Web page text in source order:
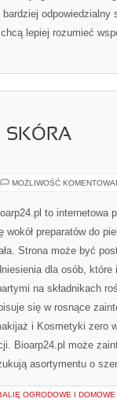
odpowiedzialny
lepiej rozumieć
SKÓRA
MOŻLIWOŚĆ
to internetowa
wokół preparatów do
Strona może być
dla osób,
na składnikach
się w rosnące
i Kosmetyki zero
Bioarp24.pl może
asortymentu o
OGRODOWE I DOMOWE